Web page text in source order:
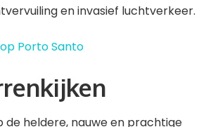
en invasief luchtverkeer.
Porto Santo
de heldere, nauwe en prachtige